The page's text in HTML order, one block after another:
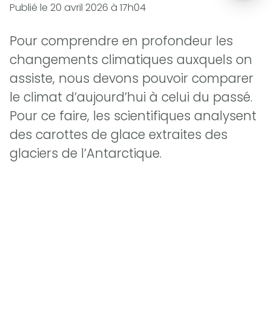
Publié le 20 avril 2026 à 17h04
Pour comprendre en profondeur les
changements climatiques auxquels on
assiste, nous devons pouvoir comparer
le climat d’aujourd’hui à celui du passé.
Pour ce faire, les scientifiques analysent
des carottes de glace extraites des
glaciers de l’Antarctique.